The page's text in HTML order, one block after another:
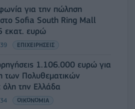
για την πώληση
Sofia South Ring Mall
εκατ. ευρώ
ΕΠΙΧΕΙΡΗΣΕΙΣ
1.106.000 ευρώ για
των Πολυθεματικών
όλη την Ελλάδα
ΟΙΚΟΝΟΜΙΑ